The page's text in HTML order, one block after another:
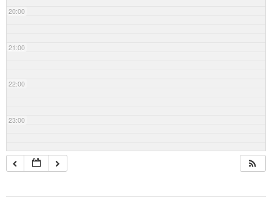
20:00
21:00
22:00
23:00